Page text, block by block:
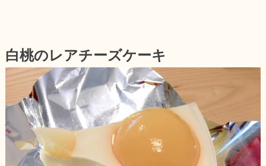
白桃のレアチーズケーキ